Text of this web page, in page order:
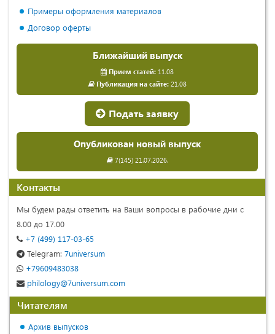
Примеры оформления материалов
Договор оферты
Ближайший выпуск
Прием статей: 11.08
Публикация на сайте:21.08
Подать заявку
Опубликован новый выпуск
7(145) 21.07.2026.
Контакты
Мы будем рады ответить на Ваши вопросы в рабочие дни с
8.00 до 17.00
+7 (499) 117-03-65
Telegram: 7universum
+79609483038
philology@7universum.com
Читателям
Архив выпусков